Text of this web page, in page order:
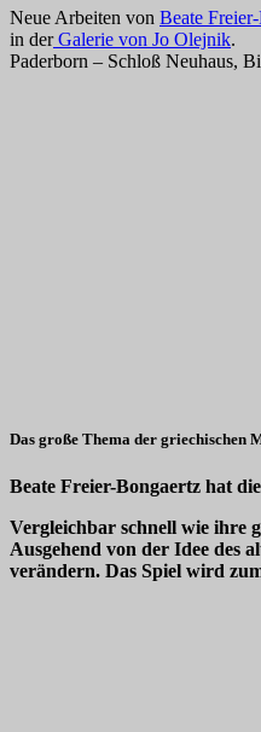
Neue Arbeiten von Beate
in derGalerie von Jo Olejnik.
Paderborn – Schloß Neuhaus,
Das große Thema der griechischen
Beate Freier-Bongaertz hat
Vergleichbar schnell wie ihre
Ausgehend von der Idee des
verändern. Das Spiel wird